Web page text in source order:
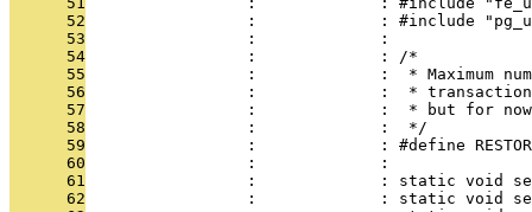
      52
:             : #include
      53
                 :             :
      54
                 :             : /*
      55
:             :  * Maximum
      56
:             :  *
      57
:             :  * but for
      58
                 :             :  */
      59
:             : #define
      60
                 :             :
      61
:             : static void
      62
:             : static void